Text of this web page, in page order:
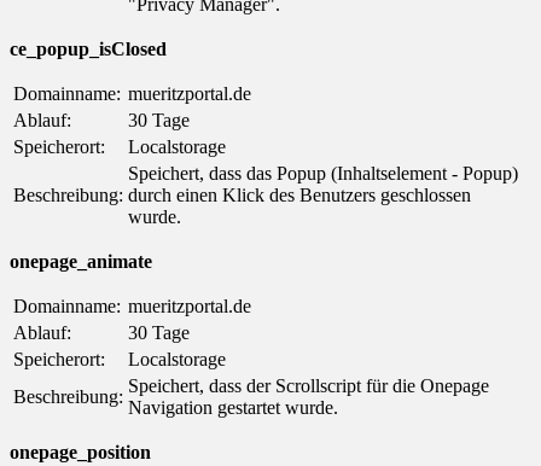
ce_popup_isClosed
Domainname: mueritzportal.de
Ablauf:
30 Tage
Speicherort:
Localstorage
Beschreibung:
Speichert, dass das Popup (Inhaltselement - Popup)
durch einen Klick des Benutzers geschlossen
wurde.
onepage_animate
Domainname: mueritzportal.de
Ablauf:
30 Tage
Speicherort:
Localstorage
Beschreibung:
Speichert, dass der Scrollscript für die Onepage
Navigation gestartet wurde.
onepage_position